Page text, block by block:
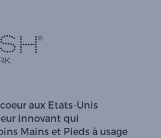
aux Etats-Unis
innovant qui
Mains et Pieds à usage